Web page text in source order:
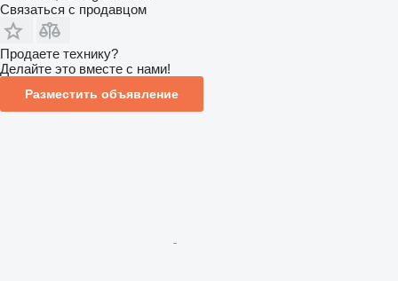
Связаться с продавцом
Продаете технику?
Делайте это вместе с нами!
Разместить объявление